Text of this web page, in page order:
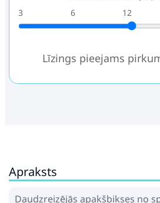
3 6 12
Līzings pieejams
Apraksts
Daudzreizējās apakšbikses no